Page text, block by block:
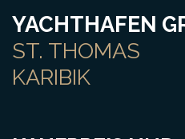
YACHTHAFEN
ST. THOMAS
KARIBIK